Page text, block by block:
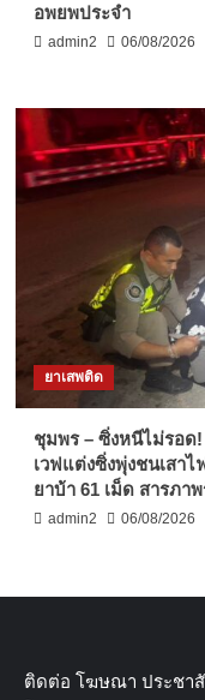
อพยพประจำ
admin2 06/08/2026
ยาเสพติด
ชุมพร – ซิ่งหนีไม่รอด
เวฟแต่งซิ่งพุ่งชนเสา
ยาบ้า 61 เม็ด สารภา
admin2 06/08/2026
ติดต่อ​ โฆษณา​ ประชา